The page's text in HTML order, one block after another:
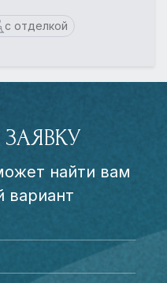
с отделкой
найти вам
вариант